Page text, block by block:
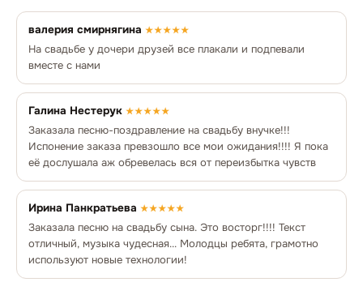
валерия смирнягина ★★★★★
На свадьбе у дочери друзей все плакали и подпевали
вместе с нами
Галина Нестерук ★★★★★
Заказала песню-поздравление на свадьбу внучке!!!
Испонение заказа превзошло все мои ожидания!!!! Я пока
её дослушала аж обревелась вся от переизбытка чувств
Ирина Панкратьева ★★★★★
Заказала песню на свадьбу сына. Это восторг!!!! Текст
отличный, музыка чудесная... Молодцы ребята, грамотно
используют новые технологии!